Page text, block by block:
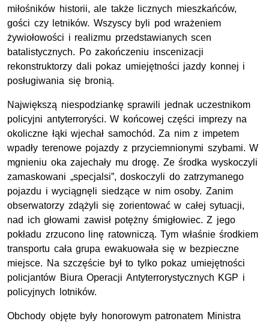
miłośników historii, ale także licznych mieszkańców,
gości czy letników. Wszyscy byli pod wrażeniem
żywiołowości i realizmu przedstawianych scen
batalistycznych. Po zakończeniu inscenizacji
rekonstruktorzy dali pokaz umiejętności jazdy konnej i
posługiwania się bronią.
Największą niespodziankę sprawili jednak uczestnikom
policyjni antyterroryści. W końcowej części imprezy na
okoliczne łąki wjechał samochód. Za nim z impetem
wpadły terenowe pojazdy z przyciemnionymi szybami. W
mgnieniu oka zajechały mu drogę. Ze środka wyskoczyli
zamaskowani „specjalsi”, doskoczyli do zatrzymanego
pojazdu i wyciągnęli siedzące w nim osoby. Zanim
obserwatorzy zdążyli się zorientować w całej sytuacji,
nad ich głowami zawisł potężny śmigłowiec. Z jego
pokładu zrzucono linę ratowniczą. Tym właśnie środkiem
transportu cała grupa ewakuowała się w bezpieczne
miejsce. Na szczęście był to tylko pokaz umiejętności
policjantów Biura Operacji Antyterrorystycznych KGP i
policyjnych lotników.
Obchody objęte były honorowym patronatem Ministra